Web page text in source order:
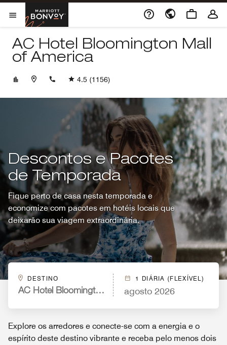
Skip to Content
Abrir menu
Marriott Bonvoy
AC Hotel Bloomington Mall
of America
+19528540123
4.5 (1156)
Descontos e Pacotes
de Temporada
Fique perto de casa nesta temporada e
economize com pacotes em hotéis locais que
deixarão sua viagem extraordinária.
DESTINO
AC Hotel Bloomington Mall of America
1 DIÁRIA (FLEXÍVEL)
agosto 2026
Explore os arredores e conecte-se com a energia e o
espírito deste destino vibrante e receba pelo menos dois